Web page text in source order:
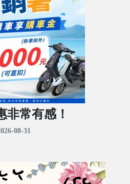
非常有感！
08-31